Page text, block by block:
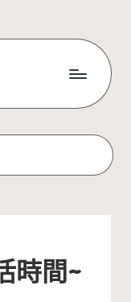
時間~